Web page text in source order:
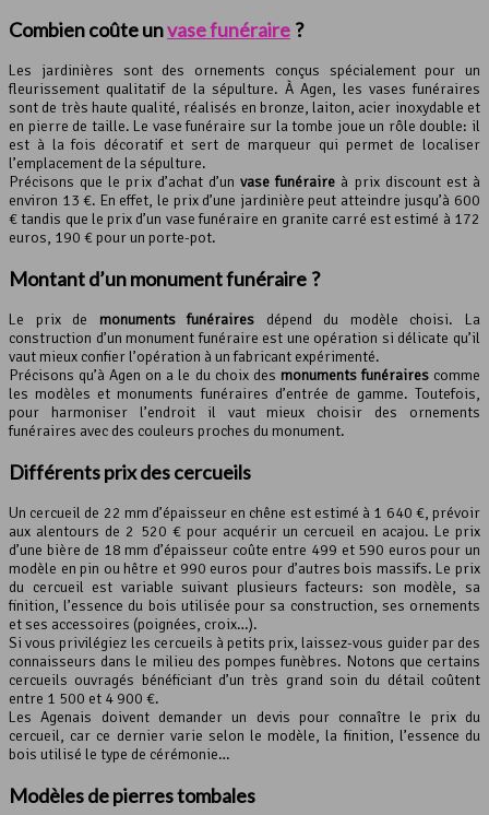
Combien coûte unvase funéraire ?
Les jardinières sont des ornements conçus spécialement pour un
fleurissement qualitatif de la sépulture. À Agen, les vases funéraires
sont de très haute qualité, réalisés en bronze, laiton, acier inoxydable et
en pierre de taille. Le vase funéraire sur la tombe joue un rôle double: il
est à la fois décoratif et sert de marqueur qui permet de localiser
l’emplacement de la sépulture.
Précisons que le prix d’achat d’un vase funéraire à prix discount est à
environ 13 €. En effet, le prix d’une jardinière peut atteindre jusqu’à 600
€ tandis que le prix d’un vase funéraire en granite carré est estimé à 172
euros, 190 € pour un porte-pot.
Montant d’unmonument funéraire ?
Le prix de monuments funéraires dépend du modèle choisi. La
construction d’un monument funéraire est une opération si délicate qu’il
vaut mieux confier l’opération à un fabricant expérimenté.
Précisons qu’à Agen on a le du choix des monuments funérairescomme
les modèles et monuments funéraires d’entrée de gamme. Toutefois,
pour harmoniser l’endroit il vaut mieux choisir des ornements
funéraires avec des couleurs proches du monument.
Différents prix des cercueils
Un cercueil de 22 mm d’épaisseur en chêne est estimé à 1 640 €, prévoir
aux alentours de 2 520 € pour acquérir un cercueil en acajou. Le prix
d’une bière de 18 mm d’épaisseur coûte entre 499 et 590 euros pour un
modèle en pin ou hêtre et 990 euros pour d’autres bois massifs. Le prix
du cercueil est variable suivant plusieurs facteurs: son modèle, sa
finition, l’essence du bois utilisée pour sa construction, ses ornements
et ses accessoires (poignées, croix…).
Si vous privilégiez les cercueils à petits prix, laissez-vous guider par des
connaisseurs dans le milieu des pompes funèbres. Notons que certains
cercueils ouvragés bénéficiant d’un très grand soin du détail coûtent
entre 1 500 et 4 900 €.
Les Agenais doivent demander un devis pour connaître le prix du
cercueil, car ce dernier varie selon le modèle, la finition, l’essence du
bois utilisé le type de cérémonie…
Modèles de pierres tombales